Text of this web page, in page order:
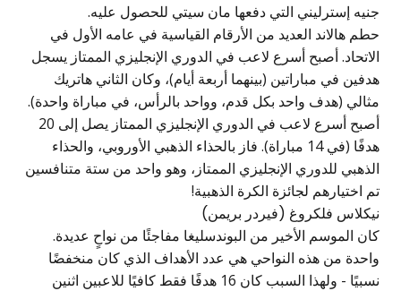
جنيه إسترليني التي دفعها مان سيتي للحصول عليه.
حطم هالاند العديد من الأرقام القياسية في عامه الأول في
الاتحاد. أصبح أسرع لاعب في الدوري الإنجليزي الممتاز يسجل
هدفين في مباراتين (بينهما أربعة أيام)، وكان الثاني هاتريك
مثالي (هدف واحد بكل قدم، وواحد بالرأس، في مباراة واحدة).
أصبح أسرع لاعب في الدوري الإنجليزي الممتاز يصل إلى 20
هدفًا (في 14 مباراة). فاز بالحذاء الذهبي الأوروبي، والحذاء
الذهبي للدوري الإنجليزي الممتاز، وهو واحد من ستة متنافسين
تم اختيارهم لجائزة الكرة الذهبية!
نيكلاس فلكروغ (فيردر بريمن)
كان الموسم الأخير من البوندسليغا مفاجئًا من نواحٍ عديدة.
واحدة من هذه النواحي هي عدد الأهداف الذي كان منخفضًا
نسبيًا - ولهذا السبب كان 16 هدفًا فقط كافيًا للاعبين اثنين